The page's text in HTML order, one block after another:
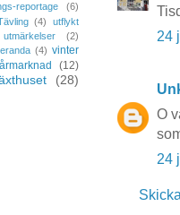
24
O
24
reportage (6)
(4)
utflykt
utmärkelser (2)
(4) vinter
(12)
(28)